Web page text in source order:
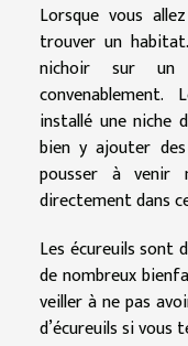
Lorsque vous
trouver un
nichoir sur
installé une niche
bien y ajouter
pousser à venir
directement dans
Les écureuils sont
de nombreux
veiller à ne pas
d’écureuils si vous